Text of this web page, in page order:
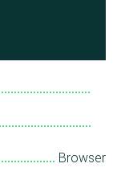
Browser